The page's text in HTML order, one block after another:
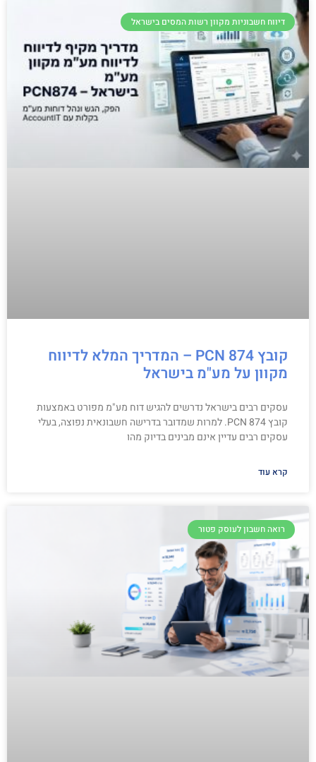
דיווח חשבוניות מקוון רשות המסים בישראל
קובץ PCN 874 – המדריך המלא לדיווח
מקוון על מע"מ בישראל
עסקים רבים בישראל נדרשים להגיש דוח מע"מ מפורט באמצעות
קובץ PCN 874. למרות שמדובר בדרישה חשבונאית נפוצה, בעלי
עסקים רבים עדיין אינם מבינים בדיוק מהו
קרא עוד
רואה חשבון לעוסק פטור